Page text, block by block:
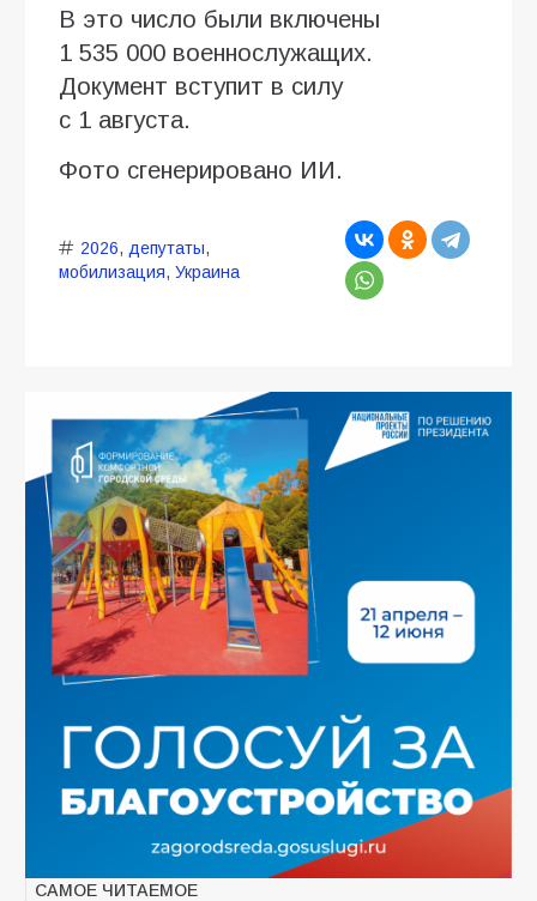
В это число были включены
1 535 000 военнослужащих.
Документ вступит в силу
с 1 августа.
Фото сгенерировано ИИ.
2026, депутаты,
мобилизация, Украина
САМОЕ ЧИТАЕМОЕ